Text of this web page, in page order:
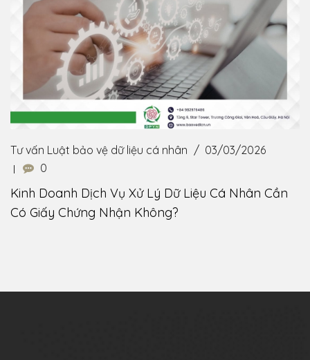
Tư vấn Luật bảo vệ dữ liệu cá nhân
03/03/2026
0
Kinh Doanh Dịch Vụ Xử Lý Dữ Liệu Cá Nhân Cần
Có Giấy Chứng Nhận Không?